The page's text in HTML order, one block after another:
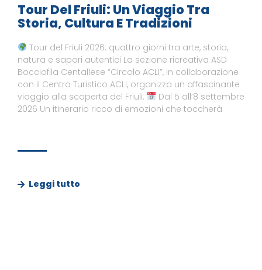
Tour Del Friuli: Un Viaggio Tra
Storia, Cultura E Tradizioni
Tour del Friuli 2026: quattro giorni tra arte, storia,
natura e sapori autentici La sezione ricreativa ASD
Bocciofila Centallese “Circolo ACLI”, in collaborazione
con il Centro Turistico ACLI, organizza un affascinante
viaggio alla scoperta del Friuli.
Dal 5 all’8 settembre
2026 Un itinerario ricco di emozioni che toccherà
Leggi tutto